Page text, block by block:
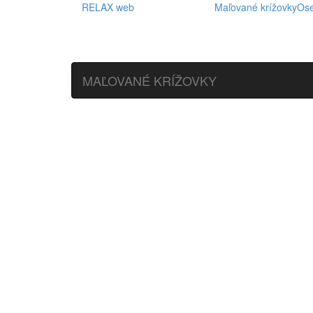
RELAX web Maľované krížovky
MAĽOVANÉ KRÍŽOVKY